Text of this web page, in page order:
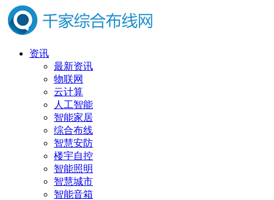
资讯
最新资讯
物联网
云计算
人工智能
智能家居
综合布线
智慧安防
楼宇自控
智能照明
智慧城市
智能音箱